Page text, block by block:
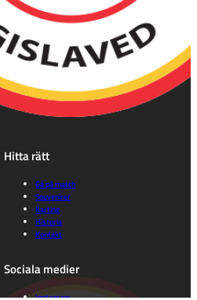
Hitta rätt
Gå på match
Souvenirer
Karting
Historia
Kontakt
Sociala medier
Instagram